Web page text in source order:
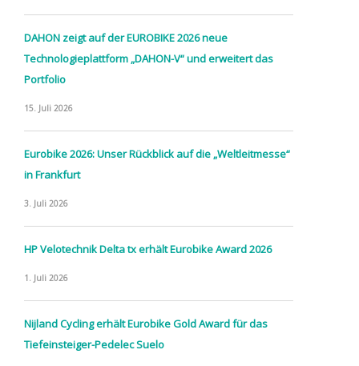
DAHON zeigt auf der EUROBIKE 2026 neue
Technologieplattform „DAHON-V“ und erweitert das
Portfolio
15. Juli 2026
Eurobike 2026: Unser Rückblick auf die „Weltleitmesse“
in Frankfurt
3. Juli 2026
HP Velotechnik Delta tx erhält Eurobike Award 2026
1. Juli 2026
Nijland Cycling erhält Eurobike Gold Award für das
Tiefeinsteiger-Pedelec Suelo